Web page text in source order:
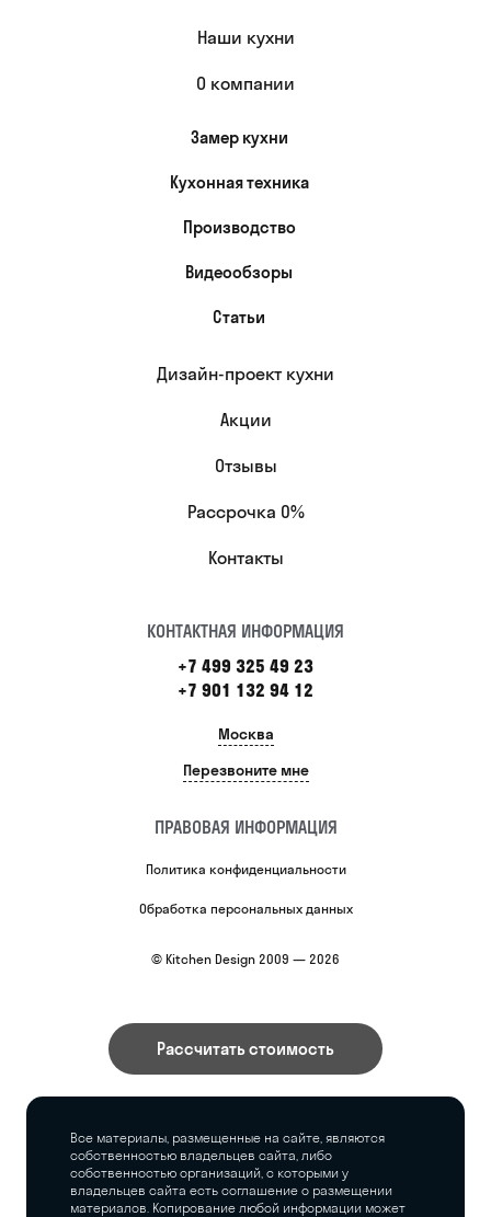
Наши кухни
О компании
Замер кухни
Кухонная техника
Производство
Видеообзоры
Статьи
Дизайн-проект кухни
Акции
Отзывы
Рассрочка 0%
Контакты
КОНТАКТНАЯ ИНФОРМАЦИЯ
+7 499 325 49 23
+7 901 132 94 12
Москва
Перезвоните мне
ПРАВОВАЯ ИНФОРМАЦИЯ
Политика конфиденциальности
Обработка персональных данных
© Kitchen Design 2009 — 2026
Рассчитать стоимость
Все материалы, размещенные на сайте, являются
собственностью владельцев сайта, либо
собственностью организаций, с которыми у
владельцев сайта есть соглашение о размещении
материалов. Копирование любой информации может